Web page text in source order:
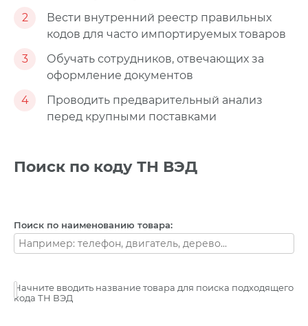
2
Вести внутренний реестр правильных
кодов для часто импортируемых товаров
3
Обучать сотрудников, отвечающих за
оформление документов
4
Проводить предварительный анализ
перед крупными поставками
Поиск по коду ТН ВЭД
Поиск по наименованию товара:
Начните вводить название товара для поиска подходящего
кода ТН ВЭД